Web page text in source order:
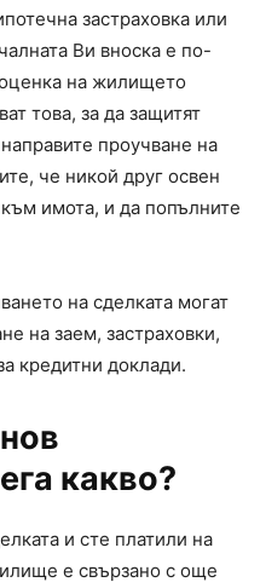
застраховка или
Ви вноска е по-
на жилището
това, за да защитят
проучване на
че никой друг освен
имота, и да попълните
на сделката могат
на заем, застраховки,
кредитни доклади.
какво?
и сте платили на
е свързано с още